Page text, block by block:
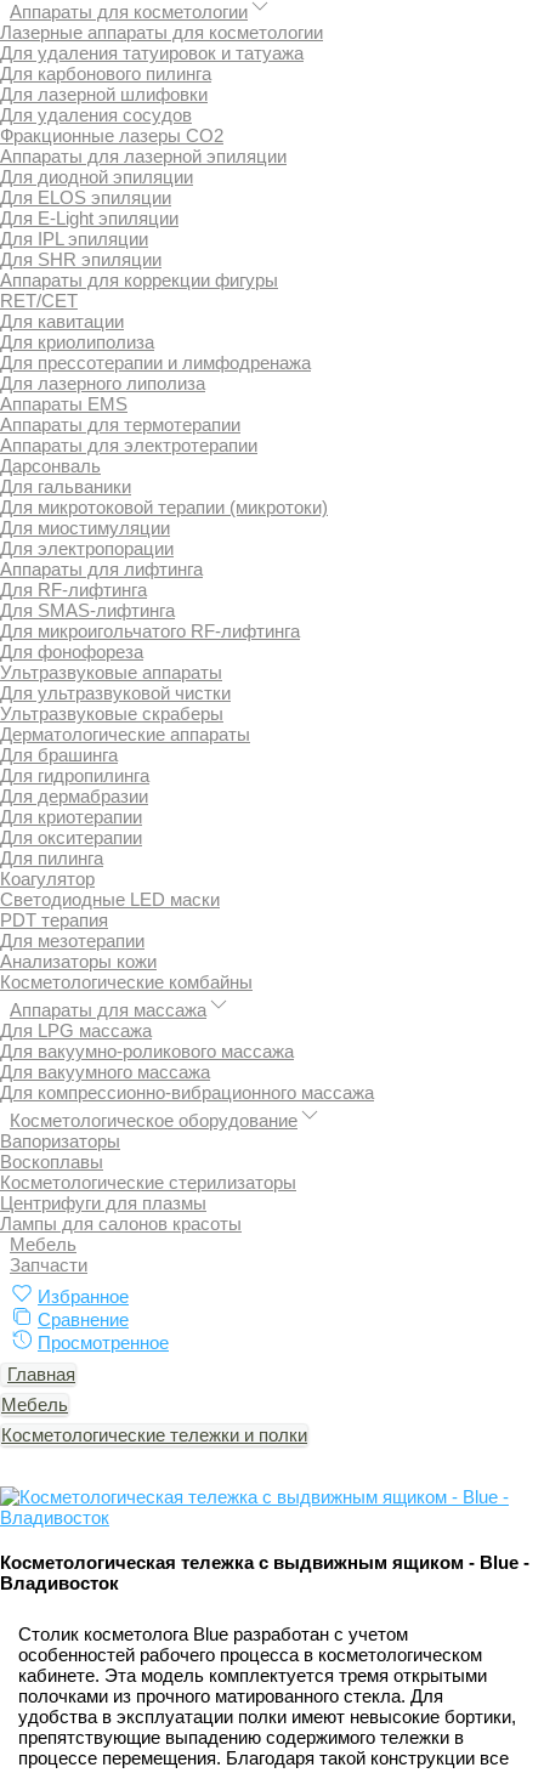
Аппараты для косметологии
Лазерные аппараты для косметологии
Для удаления татуировок и татуажа
Для карбонового пилинга
Для лазерной шлифовки
Для удаления сосудов
Фракционные лазеры СО2
Аппараты для лазерной эпиляции
Для диодной эпиляции
Для ELOS эпиляции
Для E-Light эпиляции
Для IPL эпиляции
Для SHR эпиляции
Аппараты для коррекции фигуры
RET/CET
Для кавитации
Для криолиполиза
Для прессотерапии и лимфодренажа
Для лазерного липолиза
Аппараты EMS
Аппараты для термотерапии
Аппараты для электротерапии
Дарсонваль
Для гальваники
Для микротоковой терапии (микротоки)
Для миостимуляции
Для электропорации
Аппараты для лифтинга
Для RF-лифтинга
Для SMAS-лифтинга
Для микроигольчатого RF-лифтинга
Для фонофореза
Ультразвуковые аппараты
Для ультразвуковой чистки
Ультразвуковые скраберы
Дерматологические аппараты
Для брашинга
Для гидропилинга
Для дермабразии
Для криотерапии
Для окситерапии
Для пилинга
Коагулятор
Светодиодные LED маски
PDT терапия
Для мезотерапии
Анализаторы кожи
Косметологические комбайны
Аппараты для массажа
Для LPG массажа
Для вакуумно-роликового массажа
Для вакуумного массажа
Для компрессионно-вибрационного массажа
Косметологическое оборудование
Вапоризаторы
Воскоплавы
Косметологические стерилизаторы
Центрифуги для плазмы
Лампы для салонов красоты
Мебель
Запчасти
Избранное
Сравнение
Просмотренное
Главная
Мебель
Косметологические тележки и полки
Косметологическая тележка с выдвижным ящиком - Blue -
Владивосток
Столик косметолога Blue разработан с учетом
особенностей рабочего процесса в косметологическом
кабинете. Эта модель комплектуется тремя открытыми
полочками из прочного матированного стекла. Для
удобства в эксплуатации полки имеют невысокие бортики,
препятствующие выпадению содержимого тележки в
процессе перемещения. Благодаря такой конструкции все